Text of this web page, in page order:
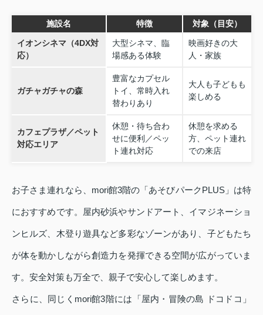
施設名 特徴 対象（目安）
イオンシネマ（4DX対
応）
大型シネマ、臨
場感ある体験
映画好きの大
人・家族
ガチャガチャの森
豊富なカプセル
トイ、常時入れ
替わりあり
大人も子どもも
楽しめる
カフェプラザ／ペット
対応エリア
休憩・待ち合わ
せに便利／ペッ
ト連れ対応
休憩を求める
方、ペット連れ
での来店
お子さま連れなら、mori館3階の「あそびパークPLUS」は特
におすすめです。屋内砂浜やサンドアート、イマジネーショ
ンヒルズ、木登り遊具など多彩なゾーンがあり、子どもたち
が体を動かしながら創造力を発揮できる空間が広がっていま
す。安全対策も万全で、親子で安心して楽しめます。
さらに、同じくmori館3階には「屋内・冒険の島 ドコドコ」